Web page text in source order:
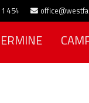
454